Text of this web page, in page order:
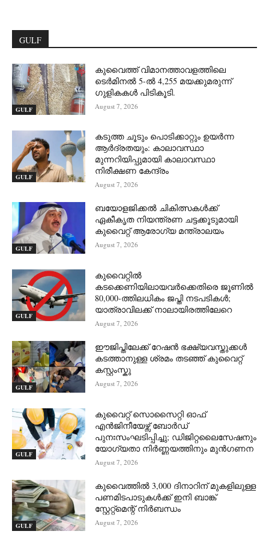
GULF
GULF
കുവൈത്ത് വിമാനത്താവളത്തിലെ
ടെർമിനൽ 5-ൽ 4,255 മയക്കുമരുന്ന്
ഗുളികകൾ പിടികൂടി.
August 7, 2026
GULF
കടുത്ത ചൂടും പൊടിക്കാറ്റും ഉയർന്ന
ആർദ്രതയും: കാലാവസ്ഥാ
മുന്നറിയിപ്പുമായി കാലാവസ്ഥാ
നിരീക്ഷണ കേന്ദ്രം
August 7, 2026
GULF
ബയോളജിക്കൽ ചികിത്സകൾക്ക്
ഏകീകൃത നിയന്ത്രണ ചട്ടക്കൂടുമായി
കുവൈറ്റ് ആരോഗ്യ മന്ത്രാലയം
August 7, 2026
GULF
കുവൈറ്റിൽ
കടക്കെണിയിലായവർക്കെതിരെ ജൂണിൽ
80,000-ത്തിലധികം ജപ്തി നടപടികൾ;
യാത്രാവിലക്ക് നാലായിരത്തിലേറെ
August 7, 2026
GULF
ഈജിപ്തിലേക്ക് റേഷൻ ഭക്ഷ്യവസ്തുക്കൾ
കടത്താനുള്ള ശ്രമം തടഞ്ഞ് കുവൈറ്റ്
കസ്റ്റംസ്കു
August 7, 2026
GULF
കുവൈറ്റ് സൊസൈറ്റി ഓഫ്
എൻജിനീയേഴ്സ് ബോർഡ്
പുനഃസംഘടിപ്പിച്ചു; ഡിജിറ്റലൈസേഷനും
യോഗ്യതാ നിർണ്ണയത്തിനും മുൻഗണന
August 7, 2026
GULF
കുവൈത്തിൽ 3,000 ദിനാറിന് മുകളിലുള്ള
പണമിടപാടുകൾക്ക് ഇനി ബാങ്ക്
സ്റ്റേറ്റ്‌മെന്റ് നിർബന്ധം
August 7, 2026